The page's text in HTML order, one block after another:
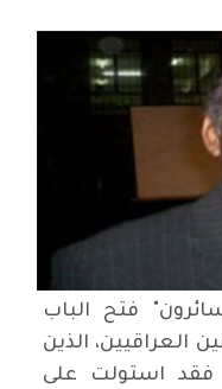
فتح الباب
العراقيين، الذين
فقد استولت على